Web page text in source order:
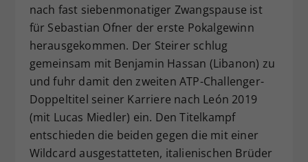
nach fast siebenmonatiger Zwangspause ist
für Sebastian Ofner der erste Pokalgewinn
herausgekommen. Der Steirer schlug
gemeinsam mit Benjamin Hassan (Libanon) zu
und fuhr damit den zweiten ATP-Challenger-
Doppeltitel seiner Karriere nach León 2019
(mit Lucas Miedler) ein. Den Titelkampf
entschieden die beiden gegen die mit einer
Wildcard ausgestatteten, italienischen Brüder